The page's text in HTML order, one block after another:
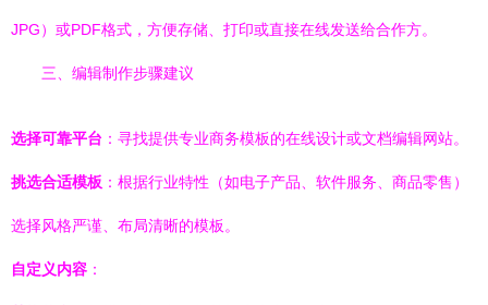
JPG）或PDF格式，方便存储、打印或直接在线发送给合作方。
三、编辑制作步骤建议
选择可靠平台 ：寻找提供专业商务模板的在线设计或文档编辑网站。
挑选合适模板 ：根据行业特性（如电子产品、软件服务、商品零售）
选择风格严谨、布局清晰的模板。
自定义内容 ：